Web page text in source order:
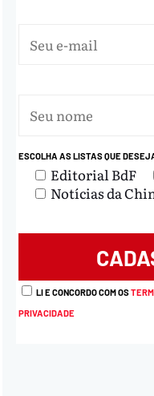
ESCOLHA AS LISTAS QUE
Editorial BdF
Notícias da
LI E CONCORDO COM OS
PRIVACIDADE